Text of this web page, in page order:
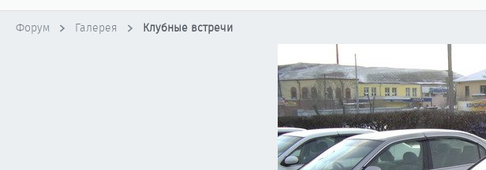
Форум Галерея Клубные встречи